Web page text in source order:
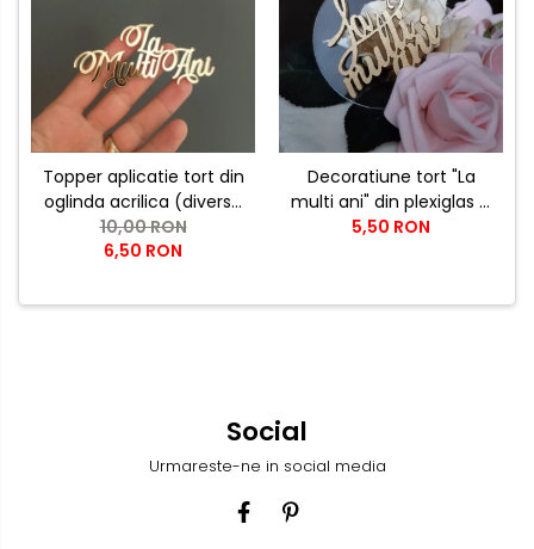
Topper aplicatie tort din
oglinda acrilica (diverse
modele) - PRODUSUL
LUNII
10,00 RON
6,50 RON
Decoratiune tort "La
multi ani" din plexiglas si
lemn
5,50 RON
Social
Urmareste-ne in social media